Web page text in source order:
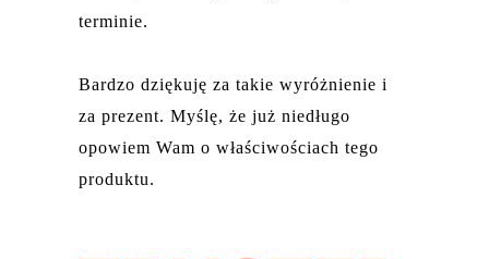
terminie.
Bardzo dziękuję za takie wyróżnienie i
za prezent. Myślę, że już niedługo
opowiem Wam o właściwościach tego
produktu.